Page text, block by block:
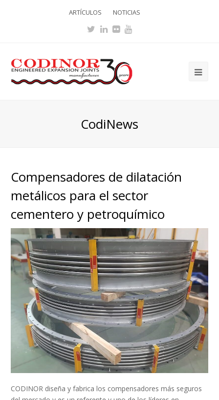
ARTÍCULOS NOTICIAS
Twitter
LinkedIn
FlickrYoutube
CodiNews
Compensadores de dilatación
metálicos para el sector
cementero y petroquímico
CODINOR diseña y fabrica los compensadores más seguros